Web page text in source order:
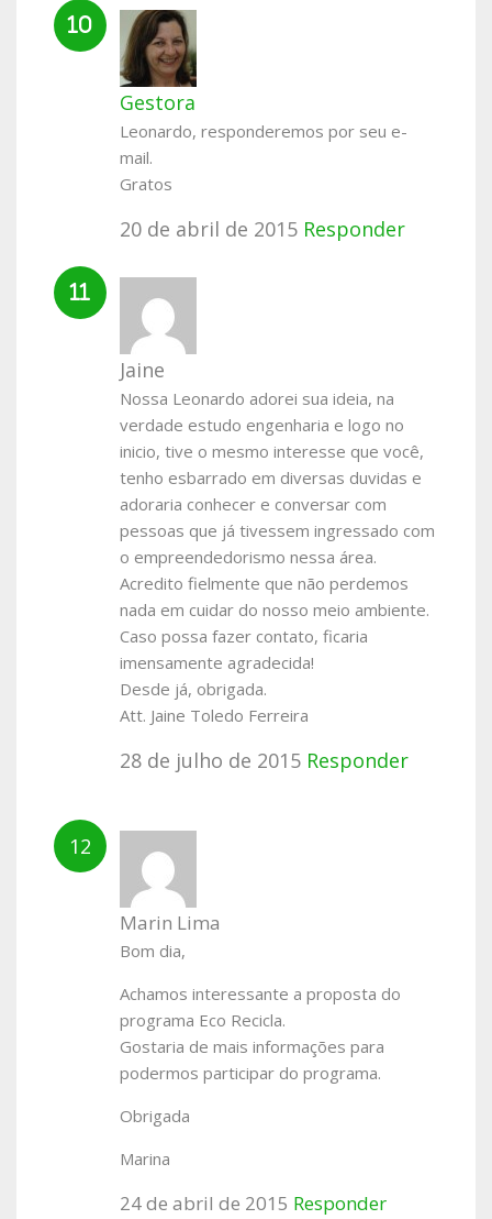
Gestora
Leonardo, responderemos por seu e-
mail.
Gratos
20 de abril de 2015 Responder
Jaine
Nossa Leonardo adorei sua ideia, na
verdade estudo engenharia e logo no
inicio, tive o mesmo interesse que você,
tenho esbarrado em diversas duvidas e
adoraria conhecer e conversar com
pessoas que já tivessem ingressado com
o empreendedorismo nessa área.
Acredito fielmente que não perdemos
nada em cuidar do nosso meio ambiente.
Caso possa fazer contato, ficaria
imensamente agradecida!
Desde já, obrigada.
Att. Jaine Toledo Ferreira
28 de julho de 2015 Responder
Marin Lima
Bom dia,
Achamos interessante a proposta do
programa Eco Recicla.
Gostaria de mais informações para
podermos participar do programa.
Obrigada
Marina
24 de abril de 2015 Responder